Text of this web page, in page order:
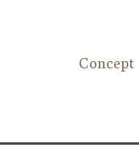
Concept